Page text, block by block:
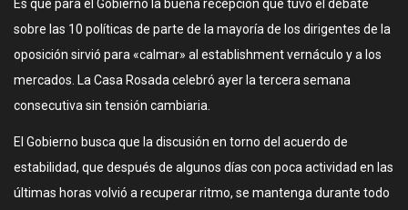
Es que para el Gobierno la buena recepción que tuvo el debate
sobre las 10 políticas de parte de la mayoría de los dirigentes de la
oposición sirvió para «calmar» al establishment vernáculo y a los
mercados. La Casa Rosada celebró ayer la tercera semana
consecutiva sin tensión cambiaria.
El Gobierno busca que la discusión en torno del acuerdo de
estabilidad, que después de algunos días con poca actividad en las
últimas horas volvió a recuperar ritmo, se mantenga durante todo